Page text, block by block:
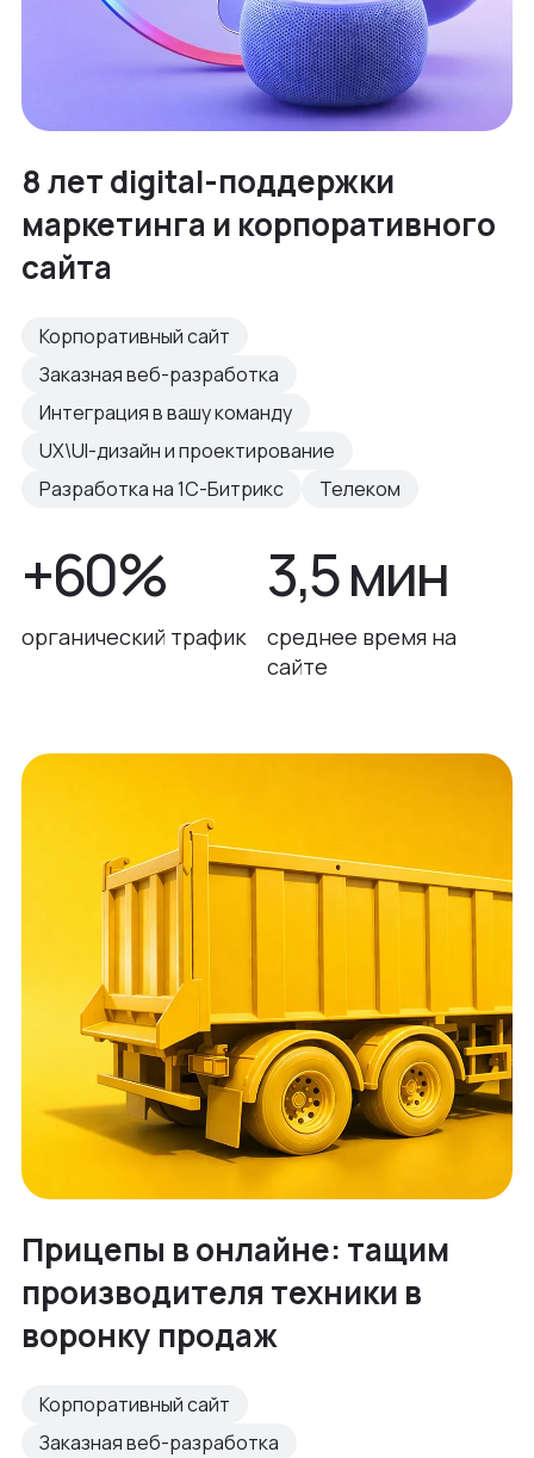
8 лет digital-поддержки
маркетинга и корпоративного
сайта
Корпоративный сайт
Заказная веб-разработка
Интеграция в вашу команду
UX\UI-дизайн и проектирование
Разработка на 1С-Битрикс
Телеком
+60%
органический трафик
3,5 мин
среднее время на
сайте
Прицепы в онлайне: тащим
производителя техники в
воронку продаж
Корпоративный сайт
Заказная веб-разработка